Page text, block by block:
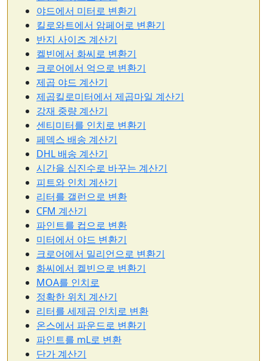
야드에서 미터로 변환기
킬로와트에서 암페어로 변환기
반지 사이즈 계산기
켈빈에서 화씨로 변환기
크로어에서 억으로 변환기
제곱 야드 계산기
제곱킬로미터에서 제곱마일 계산기
강재 중량 계산기
센티미터를 인치로 변환기
페덱스 배송 계산기
DHL 배송 계산기
시간을 십진수로 바꾸는 계산기
피트와 인치 계산기
리터를 갤런으로 변환
CFM 계산기
파인트를 컵으로 변환
미터에서 야드 변환기
크로어에서 밀리언으로 변환기
화씨에서 켈빈으로 변환기
MOA를 인치로
정확한 위치 계산기
리터를 세제곱 인치로 변환
온스에서 파운드로 변환기
파인트를 mL로 변환
단가 계산기